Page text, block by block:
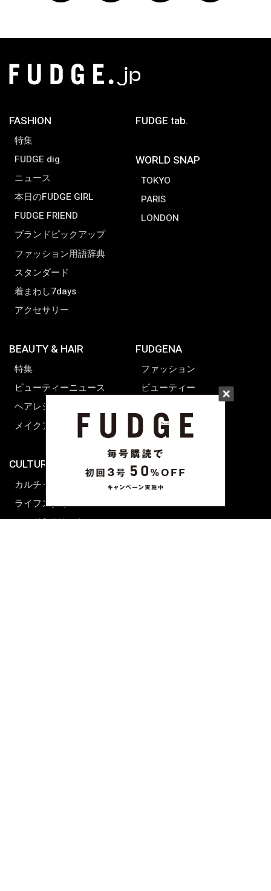
FASHION
特集
FUDGE dig.
ニュース
本日のFUDGE GIRL
FUDGE FRIEND
ブランドピックアップ
ファッション用語辞典
スタンダード
着まわし7days
アクセサリー
FUDGE tab.
WORLD SNAP
TOKYO
PARIS
LONDON
BEAUTY & HAIR
特集
ビューティーニュース
ヘアレシピ ストーリーズ
メイクアップティップス
CULTURE & LIFE
カルチャー
ライフスタイル
フード&ドリンク
FUDGENA
ファッション
ビューティー
ライフスタイル